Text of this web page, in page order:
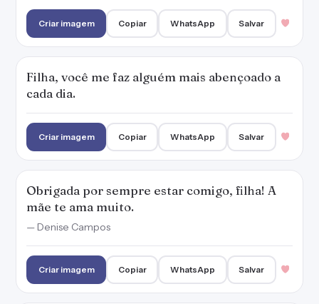
Criar imagem Copiar WhatsApp Salvar
Filha, você me faz alguém mais abençoado a
cada dia.
Criar imagem Copiar WhatsApp Salvar
Obrigada por sempre estar comigo, filha! A
mãe te ama muito.
— Denise Campos
Criar imagem Copiar WhatsApp Salvar